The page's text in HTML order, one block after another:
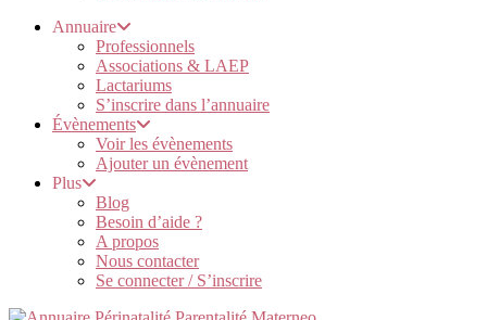
Annuaire
Professionnels
Associations & LAEP
Lactariums
S’inscrire dans l’annuaire
Évènements
Voir les évènements
Ajouter un évènement
Plus
Blog
Besoin d’aide ?
A propos
Nous contacter
Se connecter / S’inscrire